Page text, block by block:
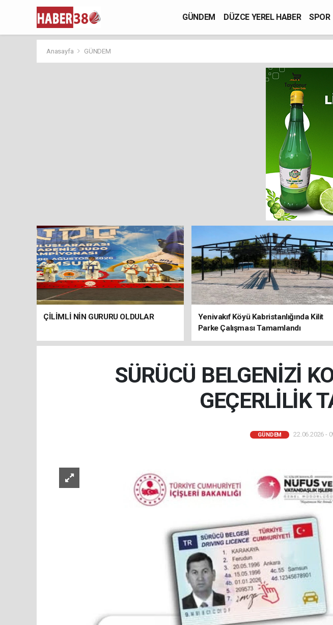
GÜNDEM DÜZCE YEREL HABER SPOR
Anasayfa GÜNDEM
ÇİLİMLİ NİN GURURU OLDULAR
Yenivakıf Köyü Kabristanlığında Kilit
Parke Çalışması Tamamlandı
SÜRÜCÜ BELGENİZİ
GEÇERLİLİK
GÜNDEM 22.06.2026 -